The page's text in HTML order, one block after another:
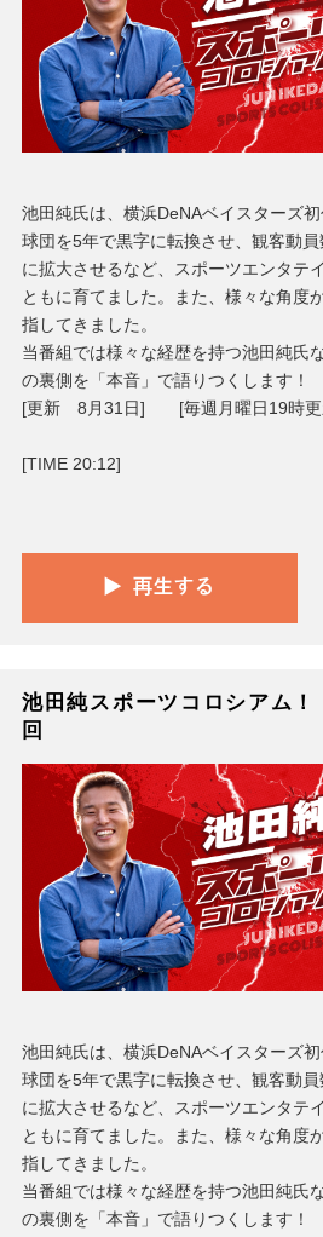
池田純氏は、横浜DeNAベイスターズ
球団を5年で黒字に転換させ、観客動
に拡大させるなど、スポーツエンタテ
ともに育てました。また、様々な角度
指してきました。
当番組では様々な経歴を持つ池田純氏
の裏側を「本音」で語りつくします！
[更新 8月31日] [毎週月曜日19時更
[TIME 20:12]
池田純スポーツコロシア
回
池田純氏は、横浜DeNAベイスターズ
球団を5年で黒字に転換させ、観客動
に拡大させるなど、スポーツエンタテ
ともに育てました。また、様々な角度
指してきました。
当番組では様々な経歴を持つ池田純氏
の裏側を「本音」で語りつくします！